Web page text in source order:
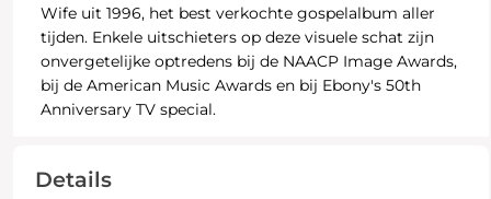
Wife uit 1996, het best verkochte gospelalbum aller
tijden. Enkele uitschieters op deze visuele schat zijn
onvergetelijke optredens bij de NAACP Image Awards,
bij de American Music Awards en bij Ebony's 50th
Anniversary TV special.
Details